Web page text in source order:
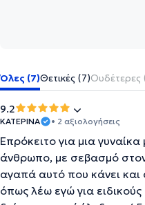
Όλες (7)Θετικές (7)Ουδέτερες
9.2
ΚΑΤΕΡΙΝΑ • 2 αξιολογήσεις
Επρόκειτο για μια
άνθρωπο, με σεβασμό
αγαπά αυτό που κάνει και
όπως λέω εγώ για